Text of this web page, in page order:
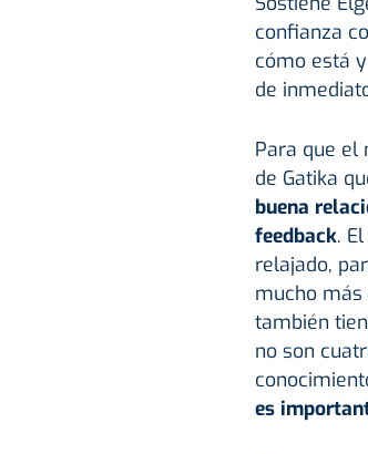
confianza
cómo está
de
Para que el
de Gatika
buena
feedback.
relajado,
mucho más
también
no son
es